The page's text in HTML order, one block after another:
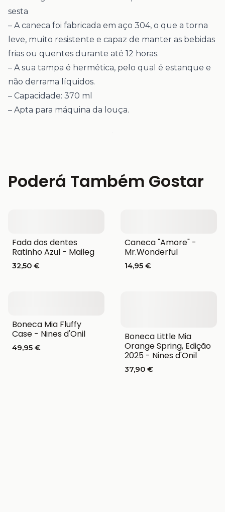
sesta
– A caneca foi fabricada em aço 304, o que a torna
leve, muito resistente e capaz de manter as bebidas
frias ou quentes durante até 12 horas.
– A sua tampa é hermética, pelo qual é estanque e
não derrama líquidos.
– Capacidade: 370 ml
– Apta para máquina da louça.
Poderá Também Gostar
Fada dos dentes
Ratinho Azul - Maileg
32,50 €
Caneca "Amore" -
Mr.Wonderful
14,95 €
Boneca Mia Fluffy
Case - Nines d'Onil
49,95 €
Boneca Little Mia
Orange Spring, Edição
2025 - Nines d'Onil
37,90 €